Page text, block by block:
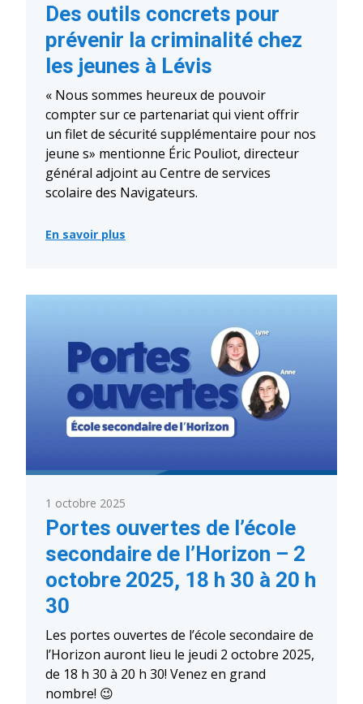
Des outils concrets pour
prévenir la criminalité chez
les jeunes à Lévis
« Nous sommes heureux de pouvoir
compter sur ce partenariat qui vient offrir
un filet de sécurité supplémentaire pour nos
jeune s» mentionne Éric Pouliot, directeur
général adjoint au Centre de services
scolaire des Navigateurs.
En savoir plus
:
pour
jeunes
Lévis
1 octobre 2025
Portes ouvertes de l’école
secondaire de l’Horizon – 2
octobre 2025, 18 h 30 à 20 h
30
Les portes ouvertes de l’école secondaire de
l’Horizon auront lieu le jeudi 2 octobre 2025,
de 18 h 30 à 20 h 30! Venez en grand
nombre! 😉